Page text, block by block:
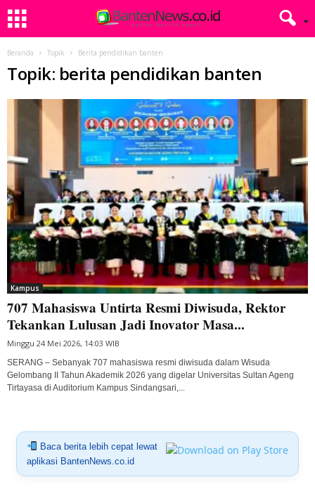
Beranda Topik Berita pendidikan banten
Topik: berita pendidikan banten
Kampus
707 Mahasiswa Untirta Resmi Diwisuda, Rektor
Tekankan Lulusan Jadi Inovator Masa...
Minggu 24 Mei 2026, 14:03 WIB
SERANG – Sebanyak 707 mahasiswa resmi diwisuda dalam Wisuda
Gelombang II Tahun Akademik 2026 yang digelar Universitas Sultan Ageng
Tirtayasa di Auditorium Kampus Sindangsari,...
Baca berita lebih cepat lewat
aplikasi BantenNews.co.id